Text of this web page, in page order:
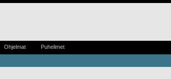
Ohjelmat Puhelimet